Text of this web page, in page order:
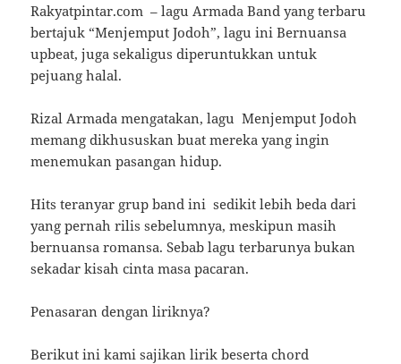
Rakyatpintar.com – lagu Armada Band yang terbaru
bertajuk “Menjemput Jodoh”, lagu ini Bernuansa
upbeat, juga sekaligus diperuntukkan untuk
pejuang halal.
Rizal Armada mengatakan, lagu Menjemput Jodoh
memang dikhususkan buat mereka yang ingin
menemukan pasangan hidup.
Hits teranyar grup band ini sedikit lebih beda dari
yang pernah rilis sebelumnya, meskipun masih
bernuansa romansa. Sebab lagu terbarunya bukan
sekadar kisah cinta masa pacaran.
Penasaran dengan liriknya?
Berikut ini kami sajikan lirik beserta chord